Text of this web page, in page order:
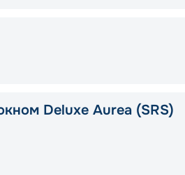
Deluxe Aurea (SRS)